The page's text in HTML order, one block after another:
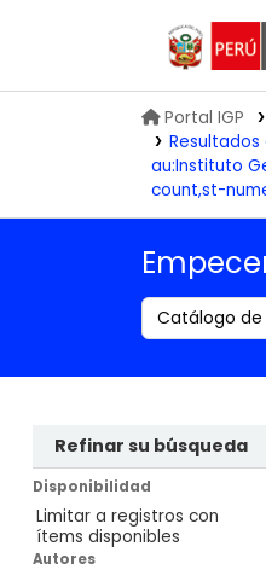
Portal IGP
Resultados
au:Instituto
count,st-
Search
Refinar su búsqueda
Disponibilidad
Limitar a registros con
ítems disponibles
Autores